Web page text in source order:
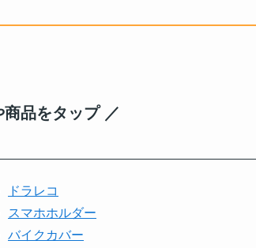
品をタップ ／
ドラレコ
スマホホルダー
バイクカバー